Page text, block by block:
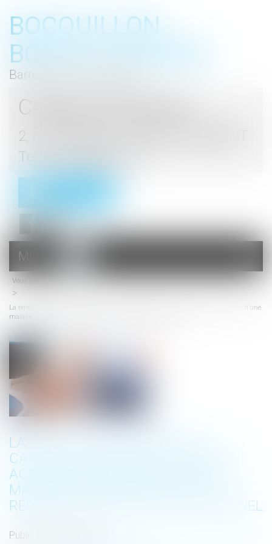
BOCQUILLON
BOESCH GROMEK
Barreau de Haute Marne
Cabinet d'avocats
2, rue du Palais - 52000 CHAUMONT
Tel : 03 25 03 05 62
menu
MENU
Vous êtes ici :
La rente ou l’indemnité en capital versé à la victime d’un accident de travail ou d’une
maladie professionnelle ne répare pas le déficit fonctionnel
LA RENTE OU L’INDEMNITÉ EN
CAPITAL VERSÉ À LA VICTIME D’UN
ACCIDENT DE TRAVAIL OU D’UNE
MALADIE PROFESSIONNELLE NE
RÉPARE PAS LE DÉFICIT FONCTIONNEL
Publié le :